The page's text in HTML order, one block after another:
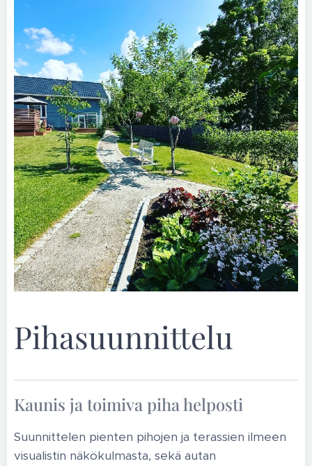
Pihasuunnittelu
Kaunis ja toimiva piha helposti
Suunnittelen pienten pihojen ja terassien ilmeen
visualistin näkökulmasta, sekä autan